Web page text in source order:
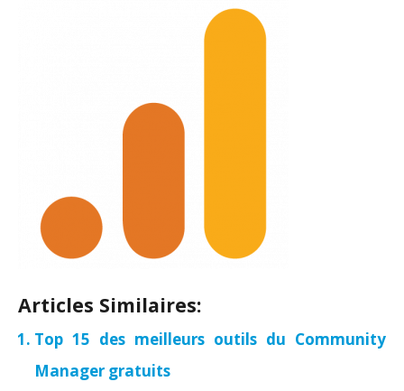
Articles Similaires:
Top 15 des meilleurs outils du Community
Manager gratuits